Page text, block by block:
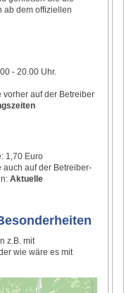
ab dem offiziellen
- 20.00 Uhr.
auf der Betreiber
1,70 Euro
auf der Betreiber-
Aktuelle
z.B. mit
wie wäre es mit